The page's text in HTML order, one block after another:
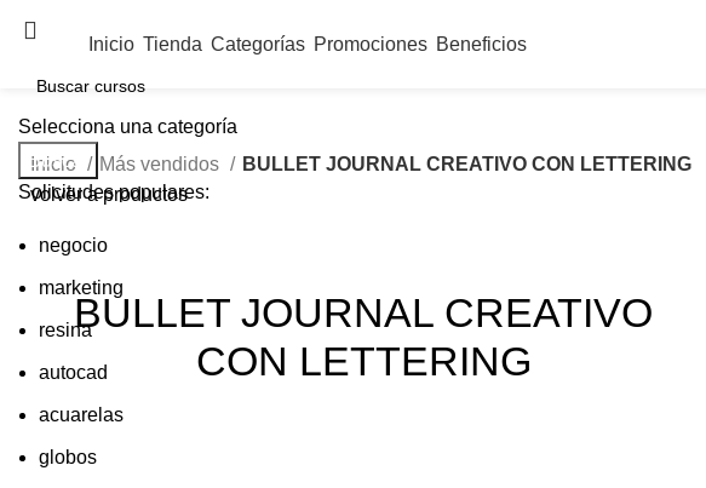
Inicio Tienda Categorías Promociones Beneficios
Inicio Más vendidos
BULLET JOURNAL CREATIVO CON LETTERING
volver a productos
BULLET JOURNAL CREATIVO
CON LETTERING
Selecciona una categoría
Buscar
Solicitudes populares:
negocio
marketing
resina
autocad
acuarelas
globos